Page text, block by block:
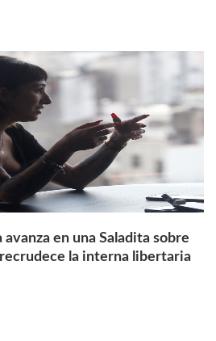
en una Saladita sobre
la interna libertaria